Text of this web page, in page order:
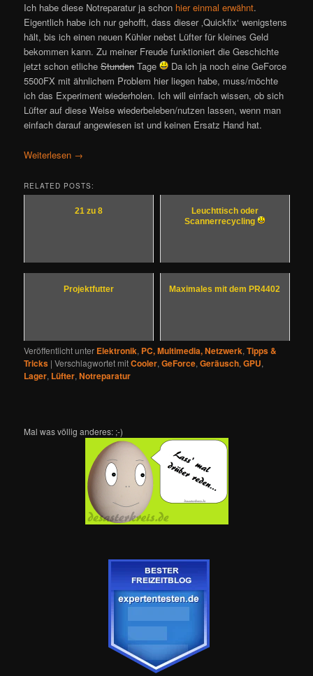
Ich habe diese Notreparatur ja schon hier einmal erwähnt.
Eigentlich habe ich nur gehofft, dass dieser ‚Quickfix‘ wenigstens
hält, bis ich einen neuen Kühler nebst Lüfter für kleines Geld
bekommen kann. Zu meiner Freude funktioniert die Geschichte
jetzt schon etlicheStunden Tage
Da ich ja noch eine GeForce
5500FX mit ähnlichem Problem hier liegen habe, muss/möchte
ich das Experiment wiederholen. Ich will einfach wissen, ob sich
Lüfter auf diese Weise wiederbeleben/nutzen lassen, wenn man
einfach darauf angewiesen ist und keinen Ersatz Hand hat.
Weiterlesen →
RELATED POSTS:
21 zu 8
Leuchttisch oder
Scannerrecycling
Projektfutter Maximales mit dem PR4402
Veröffentlicht unter Elektronik, PC, Multimedia, Netzwerk,Tipps &
Tricks |Verschlagwortet mitCooler,GeForce,Geräusch,GPU,
Lager, Lüfter,Notreparatur
Mal was völlig anderes: ;-)